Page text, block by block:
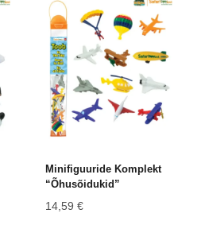
Minifiguuride Komplekt
“Õhusõidukid”
14,59 €